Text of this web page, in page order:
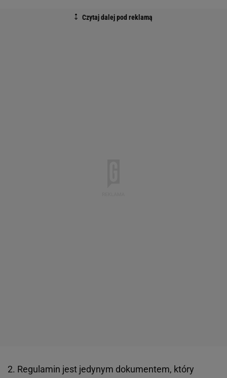
2. Regulamin jest jedynym dokumentem, który